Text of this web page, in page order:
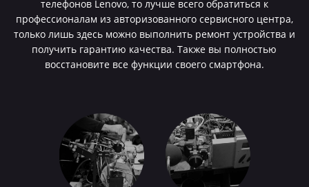
телефонов Lenovo, то лучше всего обратиться к
профессионалам из авторизованного сервисного центра,
только лишь здесь можно выполнить ремонт устройства и
получить гарантию качества. Также вы полностью
восстановите все функции своего смартфона.